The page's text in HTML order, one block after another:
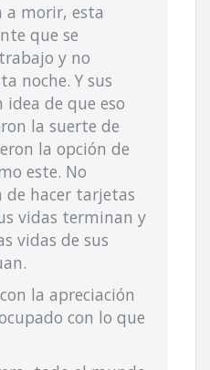
a morir, esta
que se
y no
noche. Y sus
de que eso
la suerte de
la opción de
este. No
hacer tarjetas
vidas terminan y
vidas de sus
la apreciación
con lo que